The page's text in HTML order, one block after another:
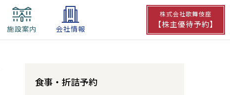
施設案内 会社情報
株式会社歌舞伎座
【株主優待予約】
食事・ 折詰予約